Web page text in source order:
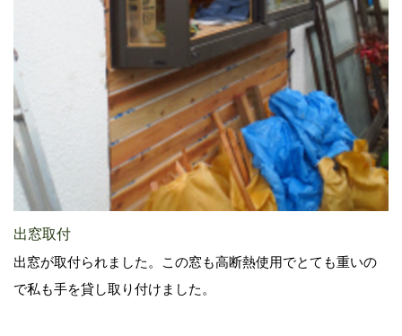
出窓取付
出窓が取付られました。この窓も高断熱使用でとても重いの
で私も手を貸し取り付けました。